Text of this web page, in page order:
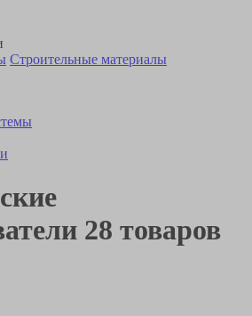
Строительные материалы
28 товаров